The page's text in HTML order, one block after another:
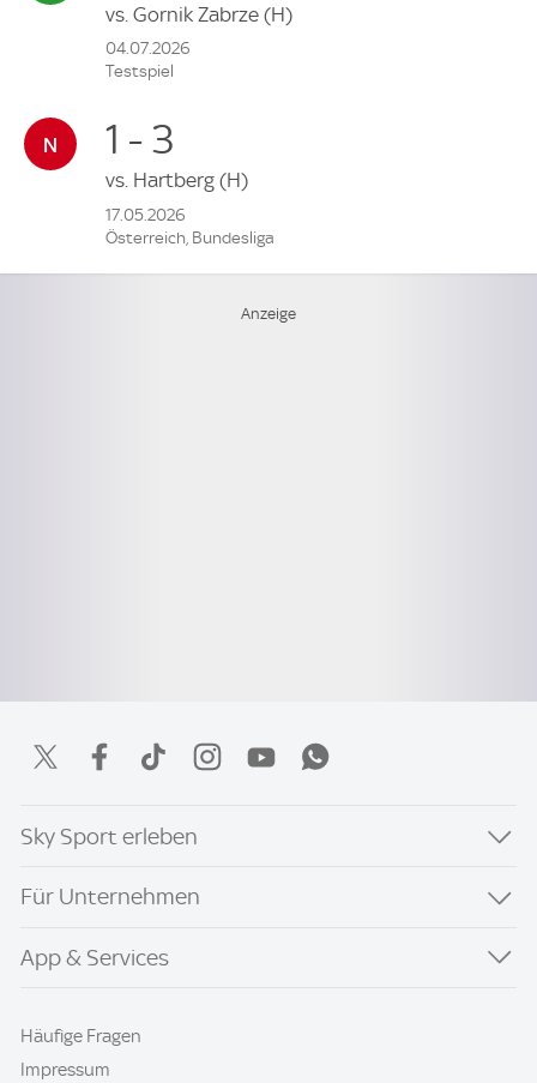
vs. Gornik Zabrze (H)
04.07.2026
Testspiel
1 - 3
vs. Hartberg (H)
17.05.2026
Österreich, Bundesliga
Sky Sport erleben
Für Unternehmen
App & Services
Häufige Fragen
Impressum